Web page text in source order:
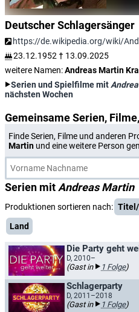
Deutscher Schlagersänger
https://de.wikipedia.org/wiki/
23.12.1952 † 13.09.2025
weitere Namen:Andreas Martin
Serien und Spielfilme mit
nächsten Wochen
Gemeinsame Serien,
Finde Serien, Filme und anderen
Martin und eine weitere Person
Serien mit Andreas Martin
Produktionen sortieren nach:
Land
D, 2010–
(Gast in 1 Folge)
Schlagerparty
D, 2011–2018
(Gast in 1 Folge)